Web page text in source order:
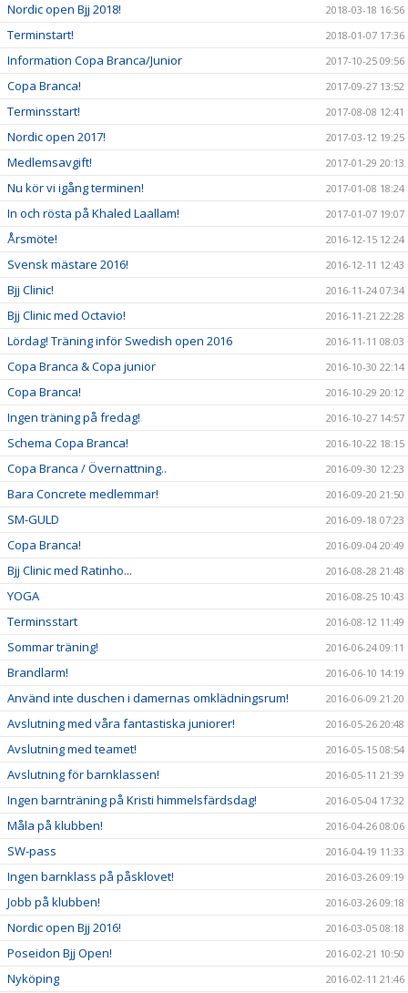
Nordic open Bjj 2018! 2018-03-18 16:56
Terminstart! 2018-01-07 17:36
Information Copa Branca/Junior 2017-10-25 09:56
Copa Branca! 2017-09-27 13:52
Terminsstart! 2017-08-08 12:41
Nordic open 2017! 2017-03-12 19:25
Medlemsavgift! 2017-01-29 20:13
Nu kör vi igång terminen! 2017-01-08 18:24
In och rösta på Khaled Laallam! 2017-01-07 19:07
Årsmöte! 2016-12-15 12:24
Svensk mästare 2016! 2016-12-11 12:43
Bjj Clinic! 2016-11-24 07:34
Bjj Clinic med Octavio! 2016-11-21 22:28
Lördag! Träning inför Swedish open 2016 2016-11-11 08:03
Copa Branca & Copa junior 2016-10-30 22:14
Copa Branca! 2016-10-29 20:12
Ingen träning på fredag! 2016-10-27 14:57
Schema Copa Branca! 2016-10-22 18:15
Copa Branca / Övernattning.. 2016-09-30 12:23
Bara Concrete medlemmar! 2016-09-20 21:50
SM-GULD 2016-09-18 07:23
Copa Branca! 2016-09-04 20:49
Bjj Clinic med Ratinho... 2016-08-28 21:48
YOGA 2016-08-25 10:43
Terminsstart 2016-08-12 11:49
Sommar träning! 2016-06-24 09:11
Brandlarm! 2016-06-10 14:19
Använd inte duschen i damernas omklädningsrum! 2016-06-09 21:20
Avslutning med våra fantastiska juniorer! 2016-05-26 20:48
Avslutning med teamet! 2016-05-15 08:54
Avslutning för barnklassen! 2016-05-11 21:39
Ingen barnträning på Kristi himmelsfärdsdag! 2016-05-04 17:32
Måla på klubben! 2016-04-26 08:06
SW-pass 2016-04-19 11:33
Ingen barnklass på påsklovet! 2016-03-26 09:19
Jobb på klubben! 2016-03-26 09:18
Nordic open Bjj 2016! 2016-03-05 08:18
Poseidon Bjj Open! 2016-02-21 10:50
Nyköping 2016-02-11 21:46